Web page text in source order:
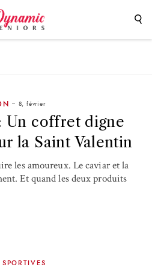
8, février
Un coffret digne
la Saint Valentin
les amoureux. Le caviar et la
Et quand les deux produits